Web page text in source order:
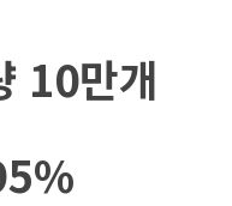
10만개